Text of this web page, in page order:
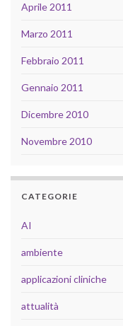
Aprile 2011
Marzo 2011
Febbraio 2011
Gennaio 2011
Dicembre 2010
Novembre 2010
CATEGORIE
AI
ambiente
applicazioni cliniche
attualità